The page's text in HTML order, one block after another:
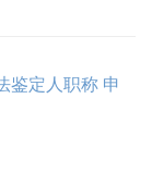
鉴定人职称 申